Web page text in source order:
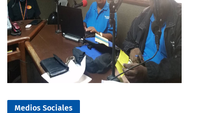
Medios Sociales